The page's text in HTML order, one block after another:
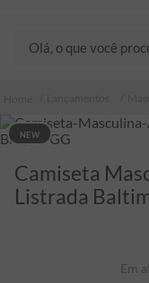
NEW
Camiseta
Listrada
Em